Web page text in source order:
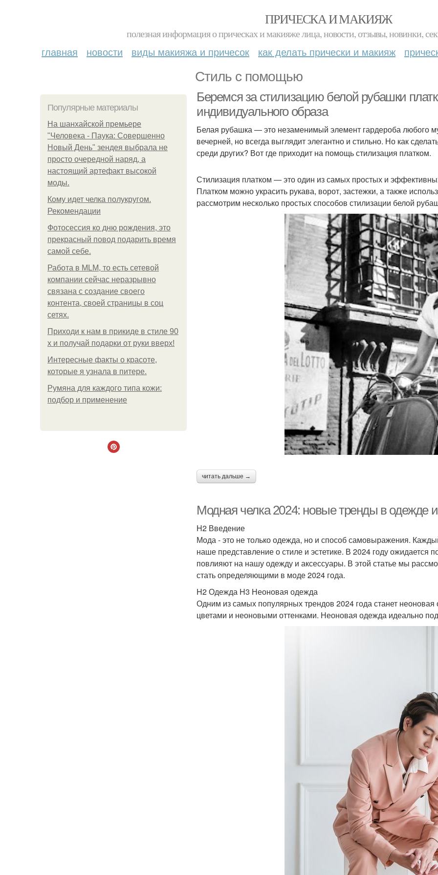
ПРИЧЕСКА И МАКИЯЖ
полезная информация о прическах и макияже лица, новости, отзывы, новинки,
главная новости виды макияжа и причесок как делать прически и макияж
Стиль с помощью
Популярные материалы
На шанхайской премьере
"Человека - Паука: Совершенно
Новый День" зендея выбрала не
просто очередной наряд, а
настоящий артефакт высокой
моды.
Кому идет челка полукругом.
Рекомендации
Фотосессия ко дню рождения, это
прекрасный повод подарить время
самой себе.
Работа в MLM, то есть сетевой
компании сейчас неразрывно
связана с создание своего
контента, своей страницы в соц
сетях.
Приходи к нам в прикиде в стиле 90
х и получай подарки от руки вверх!
Интересные факты о красоте,
которые я узнала в питере.
Румяна для каждого типа кожи:
подбор и применение
Беремся за стилизацию белой рубашки
индивидуального образа
Белая рубашка — это незаменимый элемент гардероба любого
вечерней, но всегда выглядит элегантно и стильно. Но как
среди других? Вот где приходит на помощь стилизация платком.
Стилизация платком — это один из самых простых и
Платком можно украсить рукава, ворот, застежки, а также
рассмотрим несколько простых способов стилизации белой
читать дальше →
Модная челка 2024: новые тренды в одежде и
H2 Введение
Мода - это не только одежда, но и способ самовыражения.
наше представление о стиле и эстетике. В 2024 году
повлияют на нашу одежду и аксессуары. В этой статье мы
стать определяющими в моде 2024 года.
H2 Одежда H3 Неоновая одежда
Одним из самых популярных трендов 2024 года станет неоновая
цветами и неоновыми оттенками. Неоновая одежда идеально